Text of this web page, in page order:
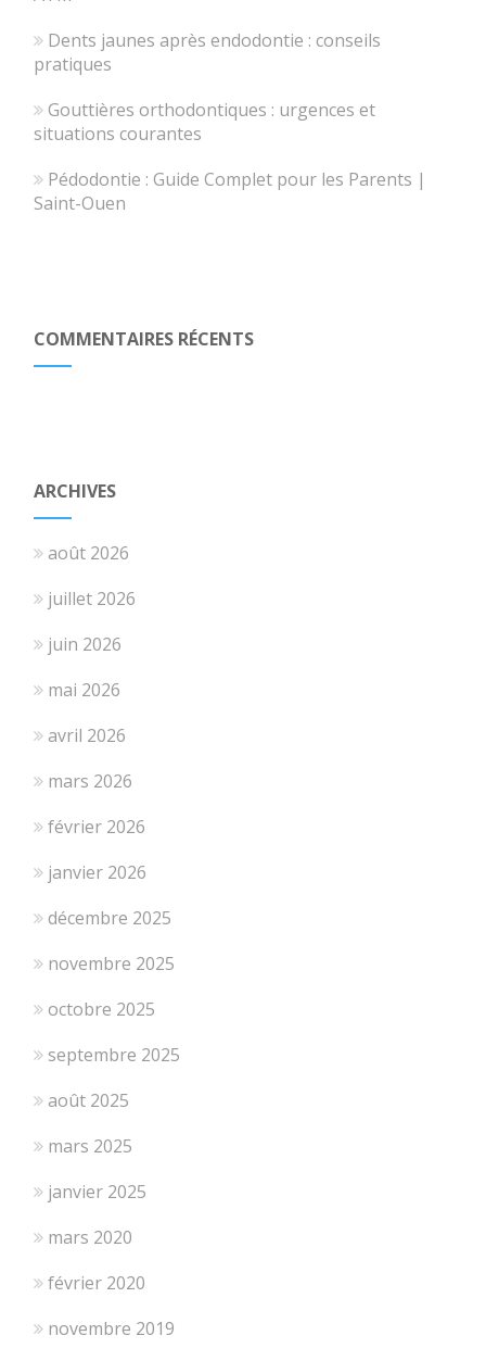
Dents jaunes après endodontie : conseils
pratiques
Gouttières orthodontiques : urgences et
situations courantes
Pédodontie : Guide Complet pour les Parents |
Saint-Ouen
COMMENTAIRES RÉCENTS
ARCHIVES
août 2026
juillet 2026
juin 2026
mai 2026
avril 2026
mars 2026
février 2026
janvier 2026
décembre 2025
novembre 2025
octobre 2025
septembre 2025
août 2025
mars 2025
janvier 2025
mars 2020
février 2020
novembre 2019